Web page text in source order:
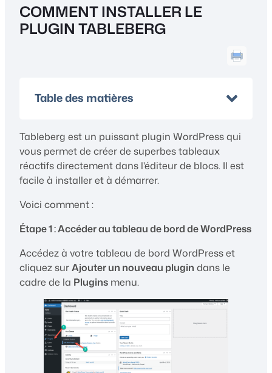
COMMENT INSTALLER LE
PLUGIN TABLEBERG
Table des matières
Tableberg est un puissant plugin WordPress qui
vous permet de créer de superbes tableaux
réactifs directement dans l'éditeur de blocs. Il est
facile à installer et à démarrer.
Voici comment :
Étape 1 : Accéder au tableau de bord de WordPress
Accédez à votre tableau de bord WordPress et
cliquez surAjouter un nouveau plugin dans le
cadre de la Plugins menu.